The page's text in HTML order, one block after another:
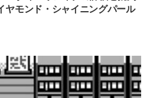
ヤモンド・シャイニングパール